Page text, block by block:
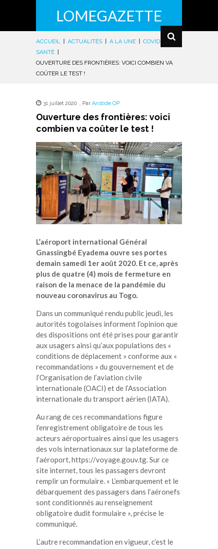
LOMEGAZETTE
ACCUEIL ACTUALITÉS A LA UNE COVID-19
|
SANTÉ
OUVERTURE DES FRONTIÈRES: VOICI COMBIEN VA
COÛTER LE TEST !
31 juillet 2020 , Par Aristide OP
Ouverture des frontières: voici
combien va coûter le test !
L’aéroport international Général
Gnassingbé Eyadema ouvre ses portes
demain samedi 1er août 2020. Et ce, après
plus de quatre (4) mois de fermeture en
raison de la menace de la pandémie du
nouveau coronavirus au Togo.
Dans un communiqué rendu public jeudi, les
autorités togolaises informent l’opinion que
des dispositions ont été prises pour garantir
aux usagers ainsi qu’aux populations des «
conditions de déplacement » conforme aux «
recommandations » du gouvernement et de
l’Organisation de l’aviation civile
internationale (OACI) et de l’Association
internationale du transport aérien (IATA).
Au rang de ces recommandations figure
l’enregistrement obligatoire de tous les
acteurs aéroportuaires ainsi que les usagers
des vols internationaux sur la plateforme de
l’aéroport, https://voyage.gouv.tg. Sur ce
site internet, tous les passagers devront
remplir un formulaire. « L’embarquement et le
débarquement des passagers dans l’aéronefs
sont conditionnés au renseignement
obligatoire dudit formulaire », précise le
communiqué.
L’autre recommandation en vigueur, c’est le